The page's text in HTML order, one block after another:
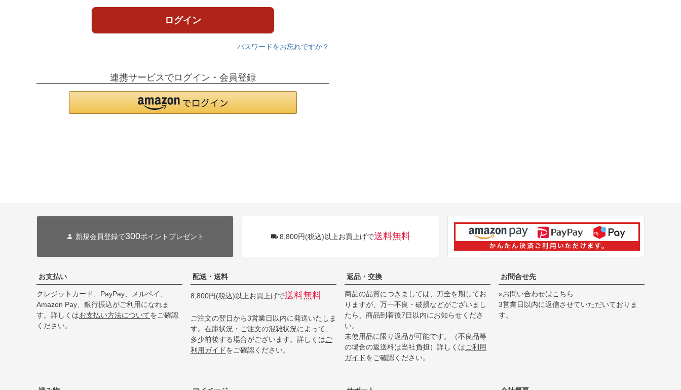
ログイン
パスワードをお忘れですか？
連携サービスでログイン・会員登録
新規会員登録で300ポイントプレゼント 8,800円(税込)以上お買上げで送料無料
お支払い
クレジットカード、PayPay、メルペイ、
Amazon Pay、銀行振込がご利用になれま
す。詳しくはお支払い方法についてをご確認
ください。
配送・送料
8,800円(税込)以上お買上げで送料無料
ご注文の翌日から3営業日以内に発送いたしま
す。在庫状況・ご注文の混雑状況によって、
多少前後する場合がございます。詳しくはご
利用ガイドをご確認ください。
返品・交換
商品の品質につきましては、万全を期してお
りますが、万一不良・破損などがございまし
たら、商品到着後7日以内にお知らせくださ
い。
未使用品に限り返品が可能です。（不良品等
の場合の返送料は当社負担）詳しくはご利用
ガイドをご確認ください。
お問合せ先
»お問い合わせはこちら
3営業日以内に返信させていただいておりま
す。